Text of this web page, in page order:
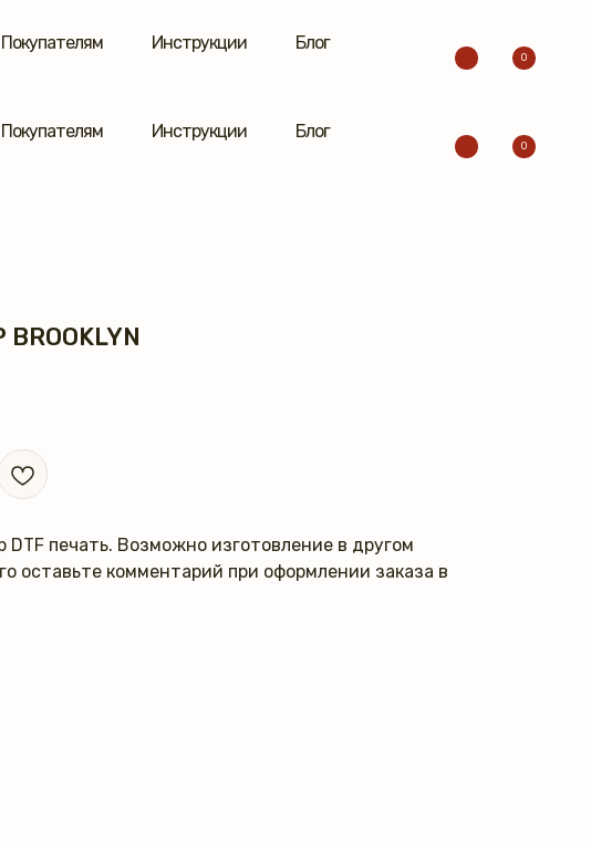
Покупателям
0
Инструкции Блог
Покупателям Инструкции
0
Блог
DTF печать. Возможно изготовление в другом
оставьте комментарий при оформлении заказа в